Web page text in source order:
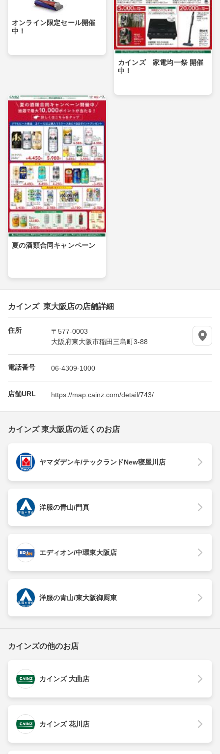
オンライン限定セール開催
中！
カインズ 家電均一祭 開催
中！
夏の酒類合同キャンペーン
カインズ 東大阪店の店舗詳細
住所
〒577-0003
大阪府東大阪市稲田三島町3-88
電話番号 06-4309-1000
店舗URL https://map.cainz.com/detail/743/
カインズ 東大阪店の近くのお店
ヤマダデンキ/テックランドNew寝屋川店
洋服の青山/門真
エディオン/中環東大阪店
洋服の青山/東大阪御厨東
カインズの他のお店
カインズ 大曲店
カインズ 花川店